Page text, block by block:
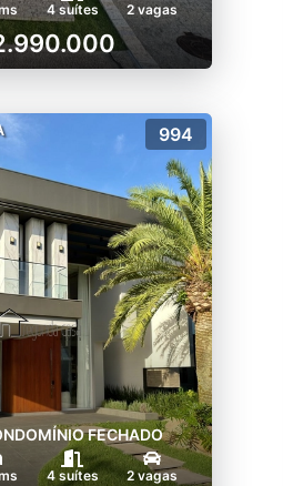
4 suítes 2 vagas
994
FECHADO
4 suítes 2 vagas